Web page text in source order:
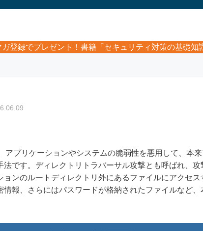
ガ登録でプレゼント！書籍「セキュリティ対策の基礎知
アプリケーションやシステムの脆弱性を悪用して、本
です。ディレクトリトラバーサル攻撃とも呼ばれ、
ョンのルートディレクトリ外にあるファイルにアクセ
報、さらにはパスワードが格納されたファイルなど